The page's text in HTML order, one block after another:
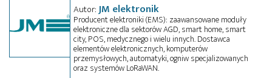
Autor:JM elektronik
Producent elektroniki (EMS): zaawansowane moduły
elektroniczne dla sektorów AGD, smart home, smart
city, POS, medycznego i wielu innych. Dostawca
elementów elektronicznych, komputerów
przemysłowych, automatyki, ogniw specjalizowanych
oraz systemów LoRaWAN.